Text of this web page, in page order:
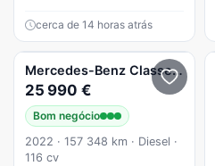
cerca de 14 horas atrás
Mercedes-Benz Classe A
25 990 €
Bom negócio
2022 · 157 348 km · Diesel ·
116 cv